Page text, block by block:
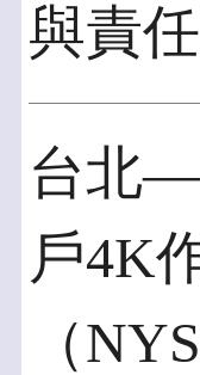
與責
台北
戶4K
（